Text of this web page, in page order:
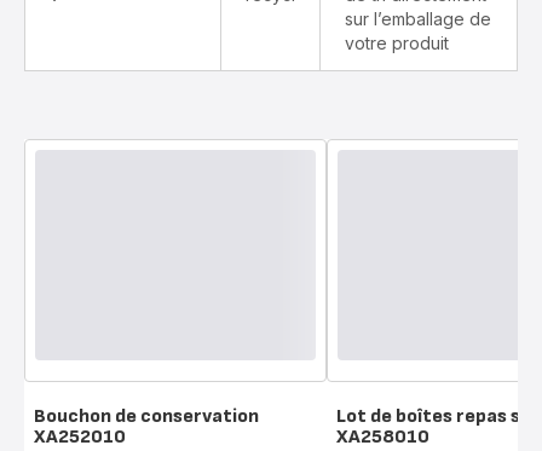
sur l’emballage de
votre produit
Bouchon de conservation
XA252010
Lot de boîtes repas
XA258010